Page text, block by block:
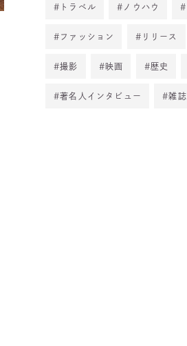
トラベル ノウハウ
ファッション リリース
撮影 映画 歴史
著名人インタビュー 雑誌